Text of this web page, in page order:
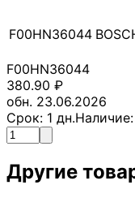
F00HN36044
F00HN36044
380.90 ₽
обн. 23.06.2026
Срок: 1 дн.Наличие:
Другие